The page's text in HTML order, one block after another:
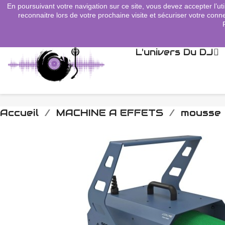
search
L'univers Du DJ
Accueil MACHINE A EFFETS mousse
En poursuivant votre navigation sur ce site, vous devez accepter
reconnaitre lors de votre prochaine visite et sécuriser votre